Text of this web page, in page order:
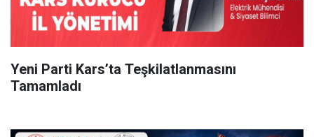
Yeni Parti Kars’ta Teşkilatlanmasını
Tamamladı